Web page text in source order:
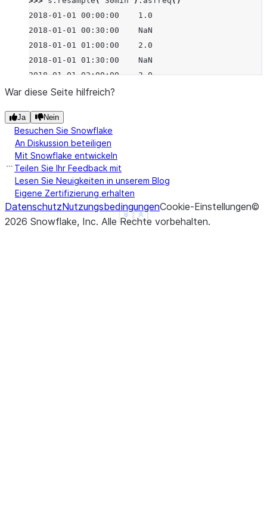
2018-01-01 00:00:00    1.0
2018-01-01 00:30:00    NaN
2018-01-01 01:00:00    2.0
2018-01-01 01:30:00    NaN
2018-01-01 02:00:00    3.0
Freq: None, dtype: float64
2018-01-01 00:00:00    1
2018-01-01 02:00:00    3
Freq: None, dtype: int64
Show less
See more
War diese Seite hilfreich?
Ja Nein
Besuchen Sie Snowflake
An Diskussion beteiligen
Mit Snowflake entwickeln
Teilen Sie Ihr Feedback mit
Lesen Sie Neuigkeiten in unserem Blog
Eigene Zertifizierung erhalten
DatenschutzNutzungsbedingungenCookie-Einstellungen©
2026 Snowflake, Inc. Alle Rechte vorbehalten.